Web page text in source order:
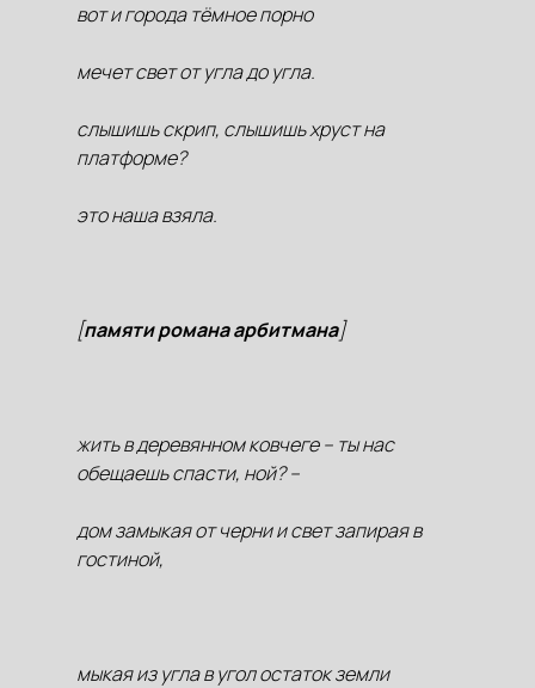
вот и города тёмное порно
мечет свет от угла до угла.
слышишь скрип, слышишь хруст на
платформе?
это наша взяла.
[памяти романа арбитмана]
жить в деревянном ковчеге – ты нас
обещаешь спасти, ной? –
дом замыкая от черни и свет запирая в
гостиной,
мыкая из угла в угол остаток земли